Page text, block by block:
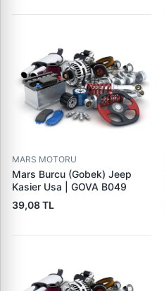
MARS MOTORU
Mars Burcu (Gobek) Jeep
Kasier Usa | GOVA B049
39,08 TL